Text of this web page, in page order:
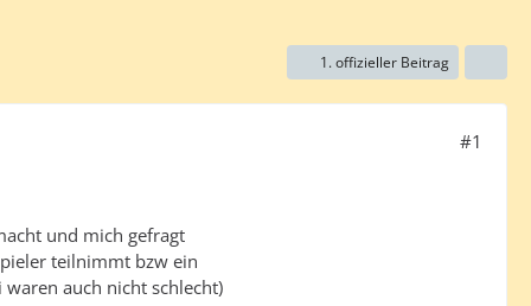
1. offizieller Beitrag
#1
und mich gefragt
teilnimmt bzw ein
auch nicht schlecht)